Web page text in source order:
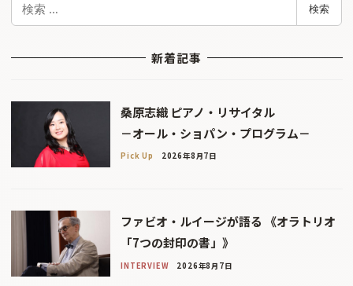
検索
新着記事
桑原志織 ピアノ・リサイタル
－オール・ショパン・プログラム－
Pick Up 2026年8月7日
ファビオ・ルイージが語る 《オラトリオ
「7つの封印の書」》
INTERVIEW 2026年8月7日